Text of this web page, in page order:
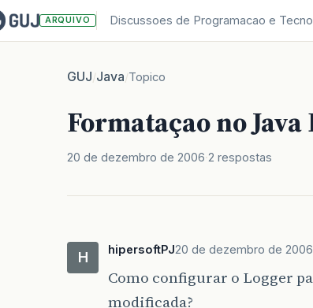
ARQUIVO Discussoes de Programacao e
GUJ/Java/Topico
Formataçao no Java
20 de dezembro de 2006 2 respostas
H hipersoftPJ20 de dezembro de 2006
Como configurar o Logger
modificada?